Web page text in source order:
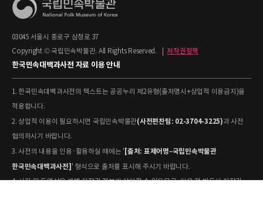
03045 서울시 종로구 삼청로 37
Copyright © 국립민속박물관. All Rights Reserved.
저작권정책
한국민속대백과사전 자료 이용 안내
1. 한국민속대백과사전의 텍스트는 공공누리 제2유형(출처명시+상업적 이용금지)을
적용합니다.
2. 상업적 이용이 필요하시면 국립민속박물관(사전편찬팀: 02-3704-3225)과 사전
협의하시기 바랍니다.
3. 사전의 내용을 인용·활용하실 때에는 ' [출처: 표제어명–국립민속박물관
한국민속대백과사전] ' 형식으로 출처를 표시해 주시기 바랍니다.
4. 사진 및 동영상은 개별 저작권 정보가 상이할 수 있으므로, 이용 전 반드시 저작권